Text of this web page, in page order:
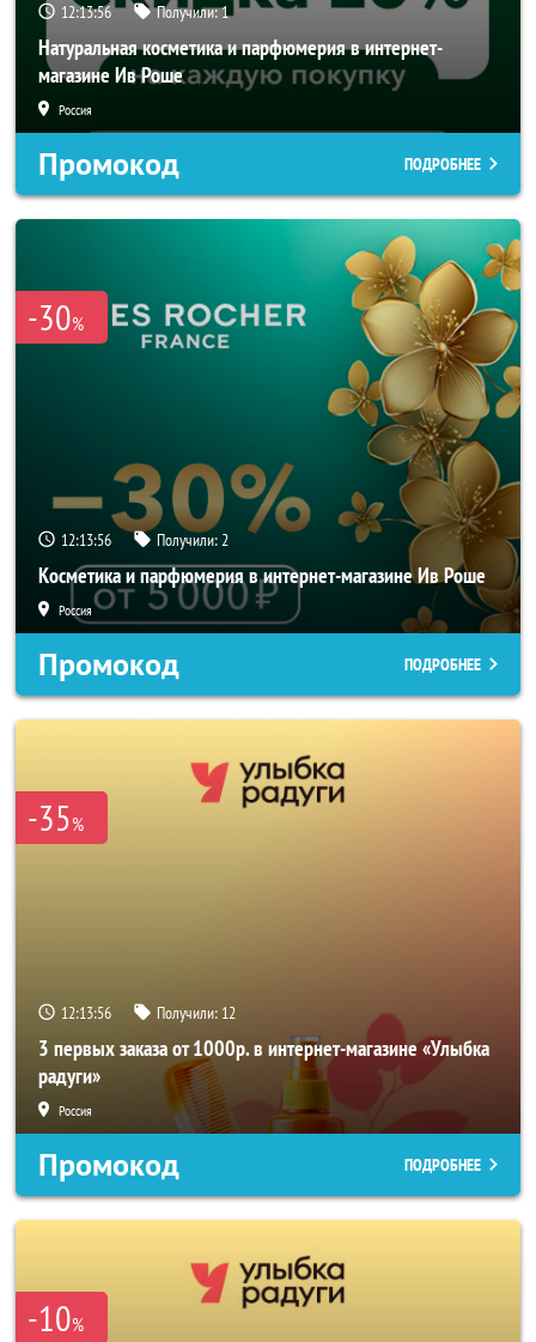
12:13:53 Получили:1
Натуральная косметика и парфюмерия в интернет-
магазине Ив Роше
Россия
Промокод ПОДРОБНЕЕ
-30%
12:13:53 Получили:2
Косметика и парфюмерия в интернет-магазине Ив Роше
Россия
Промокод ПОДРОБНЕЕ
-35%
12:13:53 Получили: 12
3 первых заказа от 1000р. в интернет-магазине «Улыбка
радуги»
Россия
Промокод ПОДРОБНЕЕ
-10%